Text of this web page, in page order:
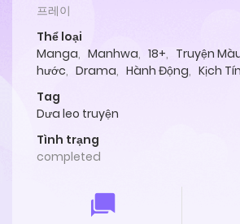
프레이
Thể loại
Manga, Manhwa, 18+, Truyện
hước, Drama, Hành Động, Kịch
Tag
Dưa leo truyện
Tình trạng
completed